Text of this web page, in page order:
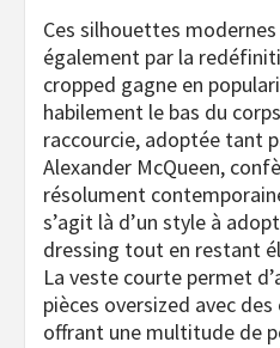
Ces silhouettes
également par la
cropped gagne en
habilement le bas du
raccourcie, adoptée tant
Alexander McQueen,
résolument
s’agit là d’un style à
dressing tout en restant
La veste courte permet
pièces oversized avec
offrant une multitude de